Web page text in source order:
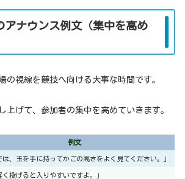
アナウンス例文（集中を高め
の視線を競技へ向ける大事な時間です。
上げて、参加者の集中を高めていきます。
例文
は、玉を手に持ってかごの高さをよく見てください。」
く投げると入りやすいですよ。」